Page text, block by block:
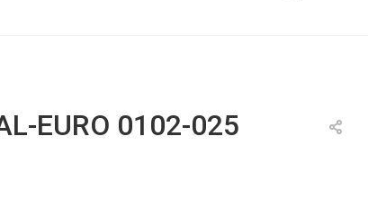
EURO 0102-025